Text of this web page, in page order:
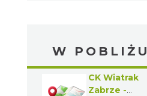
Górnym Śląsku.
W POBLIŻU
CK Wiatrak
Zabrze -